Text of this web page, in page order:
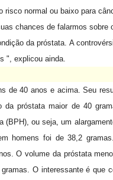
risco normal ou baixo para
chances de falarmos sobre
da próstata. A
", explicou ainda.
de 40 anos e acima. Seu
da próstata maior de 40
(BPH), ou seja, um
homens foi de 38,2 gramas.
O volume da próstata
O interessante é que